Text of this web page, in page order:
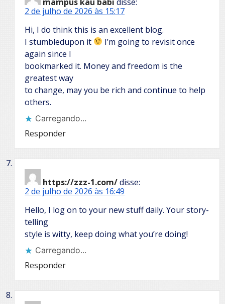
2 de julho de 2026 às 15:17
Hi, I do think this is an excellent blog.
I stumbledupon it
I’m going to revisit once
again since I
bookmarked it. Money and freedom is the
greatest way
to change, may you be rich and continue to help
others.
Carregando...
Responder
https://zzz-1.com/disse:
2 de julho de 2026 às 16:49
Hello, I log on to your new stuff daily. Your story-
telling
style is witty, keep doing what you’re doing!
Carregando...
Responder